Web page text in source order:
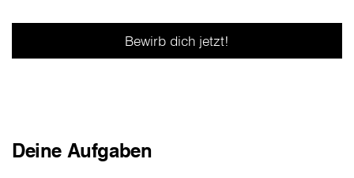
Bewirb dich jetzt!
Deine Aufgaben